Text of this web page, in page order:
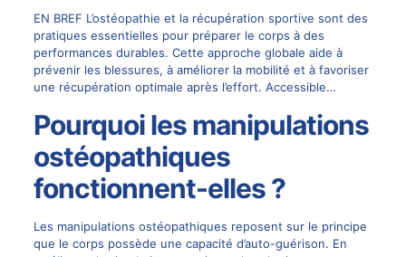
EN BREF L’ostéopathie et la récupération sportive sont des
pratiques essentielles pour préparer le corps à des
performances durables. Cette approche globale aide à
prévenir les blessures, à améliorer la mobilité et à favoriser
une récupération optimale après l’effort. Accessible…
Pourquoi les manipulations
ostéopathiques
fonctionnent-elles ?
Les manipulations ostéopathiques reposent sur le principe
que le corps possède une capacité d’auto-guérison. En